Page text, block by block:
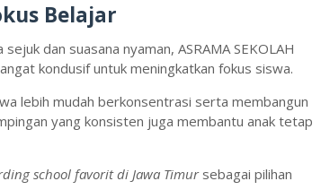
Belajar
dan suasana nyaman, ASRAMA SEKOLAH
kondusif untuk meningkatkan fokus siswa.
lebih mudah berkonsentrasi serta membangun
yang konsisten juga membantu anak tetap
school favorit di Jawa Timursebagai pilihan